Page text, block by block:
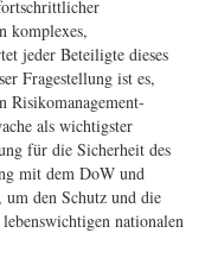
komplexes,
jeder Beteiligte dieses
Fragestellung ist es,
Risikomanagement-
als wichtigster
für die Sicherheit des
mit dem DoW und
um den Schutz und die
nationalen